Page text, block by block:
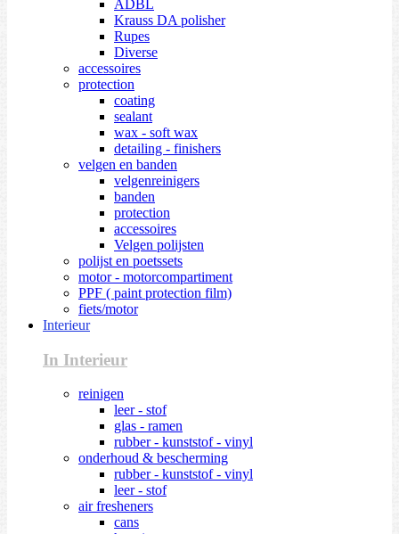
ADBL
Krauss DA polisher
Rupes
Diverse
accessoires
protection
coating
sealant
wax - soft wax
detailing - finishers
velgen en banden
velgenreinigers
banden
protection
accessoires
Velgen polijsten
polijst en poetssets
motor - motorcompartiment
PPF ( paint protection film)
fiets/motor
Interieur
In Interieur
reinigen
leer - stof
glas - ramen
rubber - kunststof - vinyl
onderhoud & bescherming
rubber - kunststof - vinyl
leer - stof
air fresheners
cans